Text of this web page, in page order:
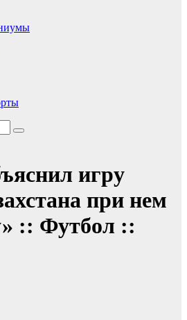
игру
при нем
:: Футбол ::